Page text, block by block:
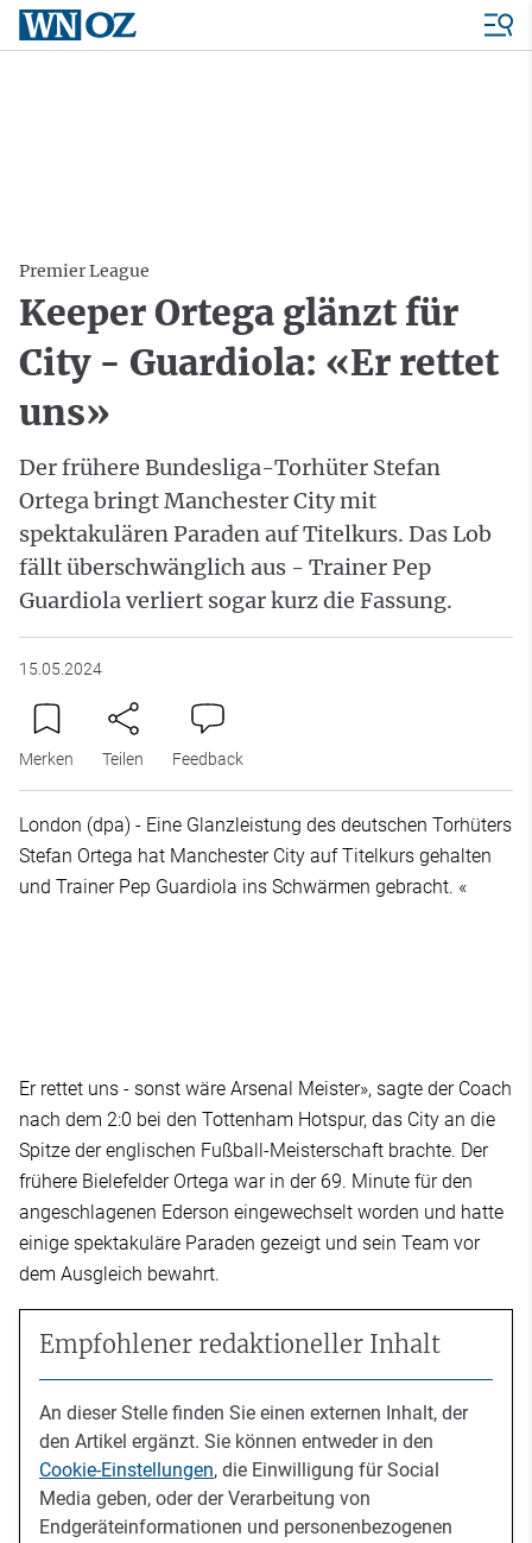
Premier League
Keeper Ortega glänzt für
City - Guardiola: «Er rettet
uns»
Der frühere Bundesliga-Torhüter Stefan
Ortega bringt Manchester City mit
spektakulären Paraden auf Titelkurs. Das Lob
fällt überschwänglich aus - Trainer Pep
Guardiola verliert sogar kurz die Fassung.
15.05.2024
Merken Teilen Feedback
London (dpa) - Eine Glanzleistung des deutschen Torhüters
Stefan Ortega hat Manchester City auf Titelkurs gehalten
und Trainer Pep Guardiola ins Schwärmen gebracht. «
Er rettet uns - sonst wäre Arsenal Meister», sagte der Coach
nach dem 2:0 bei den Tottenham Hotspur, das City an die
Spitze der englischen Fußball-Meisterschaft brachte. Der
frühere Bielefelder Ortega war in der 69. Minute für den
angeschlagenen Ederson eingewechselt worden und hatte
einige spektakuläre Paraden gezeigt und sein Team vor
dem Ausgleich bewahrt.
Empfohlener redaktioneller Inhalt
An dieser Stelle finden Sie einen externen Inhalt, der
den Artikel ergänzt. Sie können entweder in den
Cookie-Einstellungen, die Einwilligung für Social
Media geben, oder der Verarbeitung von
Endgeräteinformationen und personenbezogenen